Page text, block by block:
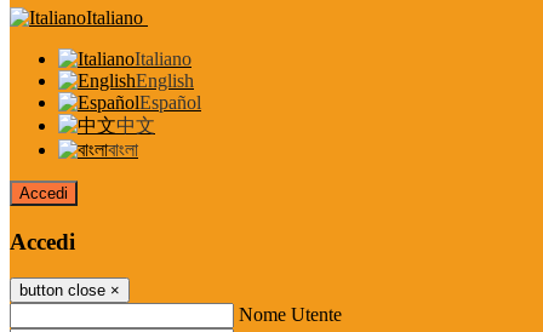
Italiano
Italiano
English
Español
中文
বাংলা
Accedi
Accedi
button close ×
Nome Utente